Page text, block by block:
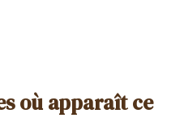
où apparaît ce